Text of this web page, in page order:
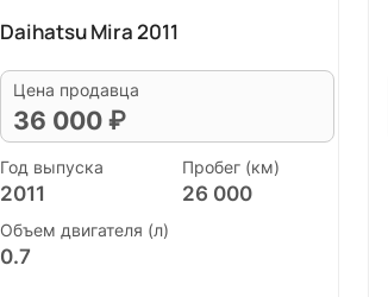
Daihatsu Mira 2011
Цена продавца
36 000 ₽
Год выпуска
2011
Пробег (км)
26 000
Объем двигателя (л)
0.7